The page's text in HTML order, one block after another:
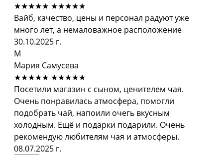
★★★★★ ★★★★★
Вайб, качество, цены и персонал радуют уже
много лет, а немаловажное расположение
30.10.2025 г.
М
Мария Самусева
★★★★★ ★★★★★
Посетили магазин с сыном, ценителем чая.
Очень понравилась атмосфера, помогли
подобрать чай, напоили очегь вкусным
холодным. Ещё и подарки подарили. Очень
рекомендую любителям чая и атмосферы.
08.07.2025 г.